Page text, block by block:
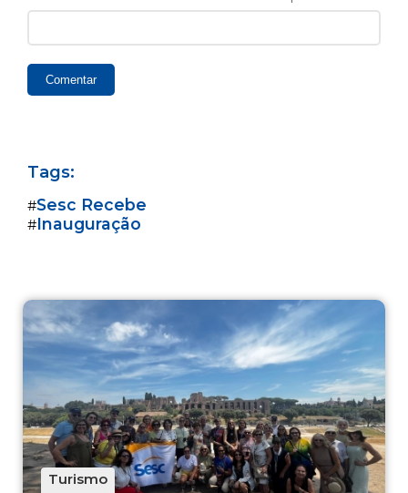
Comentar
Tags:
#Sesc Recebe
#Inauguração
Turismo